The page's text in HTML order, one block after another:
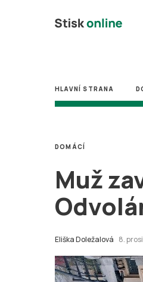
HLAVNÍ STRANA
Muž
Eliška Doležalová 8.
DOMÁCÍ